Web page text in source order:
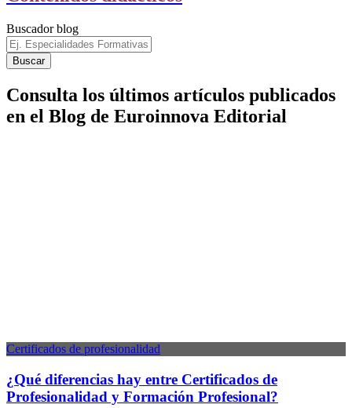
Buscador blog
Consulta los últimos artículos publicados
en el Blog de Euroinnova Editorial
Certificados de profesionalidad
¿Qué diferencias hay entre Certificados de
Profesionalidad y Formación Profesional?